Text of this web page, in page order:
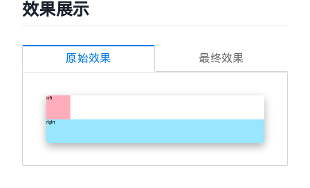
效果展示
原始效果 最终效果